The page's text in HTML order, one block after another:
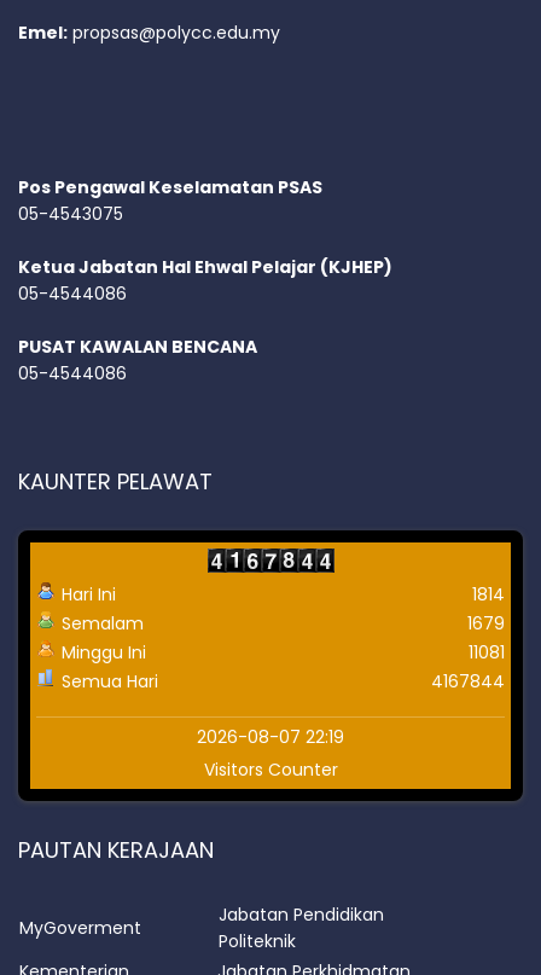
Emel: propsas@polycc.edu.my
Pos Pengawal Keselamatan PSAS
05-4543075
Ketua Jabatan Hal Ehwal Pelajar (KJHEP)
05-4544086
PUSAT KAWALAN BENCANA
05-4544086
KAUNTER PELAWAT
Hari Ini
Semalam
Minggu Ini
Semua Hari
1814
1679
11081
4167844
2026-08-07 22:19
Visitors Counter
PAUTAN KERAJAAN
MyGoverment
Jabatan Pendidikan
Politeknik